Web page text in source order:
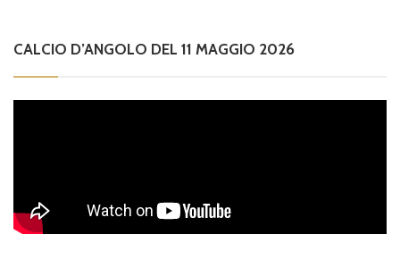
CALCIO D’ANGOLO DEL 11 MAGGIO 2026